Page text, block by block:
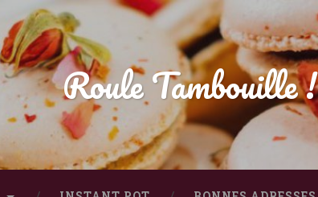
Roule Tambouille !